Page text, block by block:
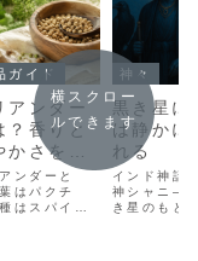
ガイド
アンダー
？香りと
かさを持
ンドのス
スの話
ンダーと
はパクチ
はスパイス
神々
黒き星に
は静かに
れる
インド神話
神シャニ
き星のもと
横スクロー
ルできます